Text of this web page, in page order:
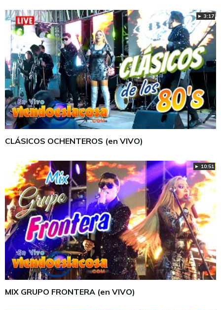
► 3:17
CLÁSICOS OCHENTEROS (en VIVO)
► 10:51
MIX GRUPO FRONTERA (en VIVO)